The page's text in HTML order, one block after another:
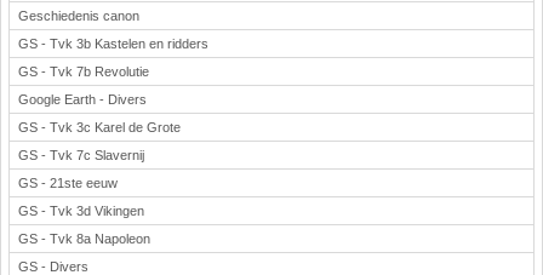
Geschiedenis canon
GS - Tvk 3b Kastelen en ridders
GS - Tvk 7b Revolutie
Google Earth - Divers
GS - Tvk 3c Karel de Grote
GS - Tvk 7c Slavernij
GS - 21ste eeuw
GS - Tvk 3d Vikingen
GS - Tvk 8a Napoleon
GS - Divers